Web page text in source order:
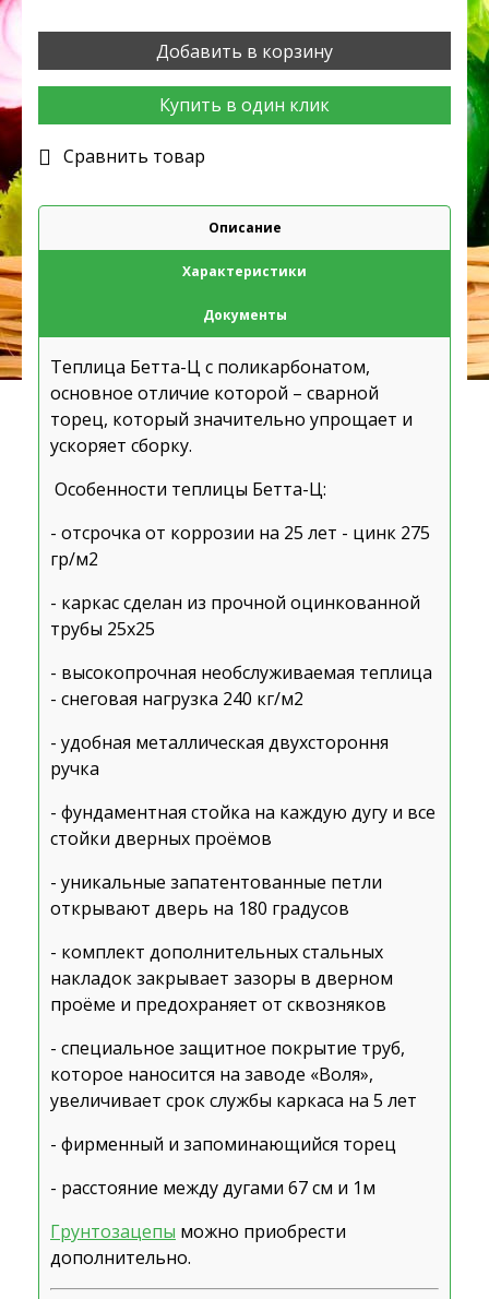
Добавить в корзину
Купить в один клик
Cравнить товар
Описание
Характеристики
Документы
Теплица Бетта-Ц с поликарбонатом,
основное отличие которой – сварной
торец, который значительно упрощает и
ускоряет сборку.
Особенности теплицы Бетта-Ц:
- отсрочка от коррозии на 25 лет - цинк 275
гр/м2
- каркас сделан из прочной оцинкованной
трубы 25х25
- высокопрочная необслуживаемая теплица
- снеговая нагрузка 240 кг/м2
- удобная металлическая двухстороння
ручка
- фундаментная стойка на каждую дугу и все
стойки дверных проёмов
- уникальные запатентованные петли
открывают дверь на 180 градусов
- комплект дополнительных стальных
накладок закрывает зазоры в дверном
проёме и предохраняет от сквозняков
- специальное защитное покрытие труб,
которое наносится на заводе «Воля»,
увеличивает срок службы каркаса на 5 лет
- фирменный и запоминающийся торец
- расстояние между дугами 67 см и 1м
Грунтозацепы можно приобрести
дополнительно.